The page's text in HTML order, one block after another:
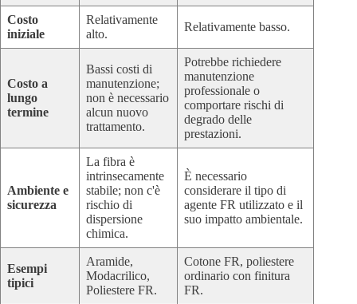
Costo
iniziale
Relativamente
alto.
Relativamente basso.
Costo a
lungo
termine
Bassi costi di
manutenzione;
non è necessario
alcun nuovo
trattamento.
Potrebbe richiedere
manutenzione
professionale o
comportare rischi di
degrado delle
prestazioni.
Ambiente e
sicurezza
La fibra è
intrinsecamente
stabile; non c'è
rischio di
dispersione
chimica.
È necessario
considerare il tipo di
agente FR utilizzato e il
suo impatto ambientale.
Esempi
tipici
Aramide,
Modacrilico,
Poliestere FR.
Cotone FR, poliestere
ordinario con finitura
FR.